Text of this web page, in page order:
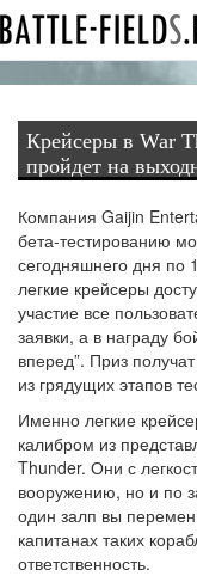
Крейсеры в War
пройдет на
Компания Gaijin
бета-тестированию
сегодняшнего дня по
легкие крейсеры
участие все
заявки, а в награду
вперед”. Приз
из грядущих этапов
Именно легкие
калибром из
Thunder. Они с
вооружению, но и по
один залп вы
капитанах таких
ответственность.